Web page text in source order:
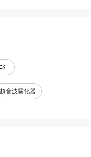
ﾀｰ
超音波霧化器